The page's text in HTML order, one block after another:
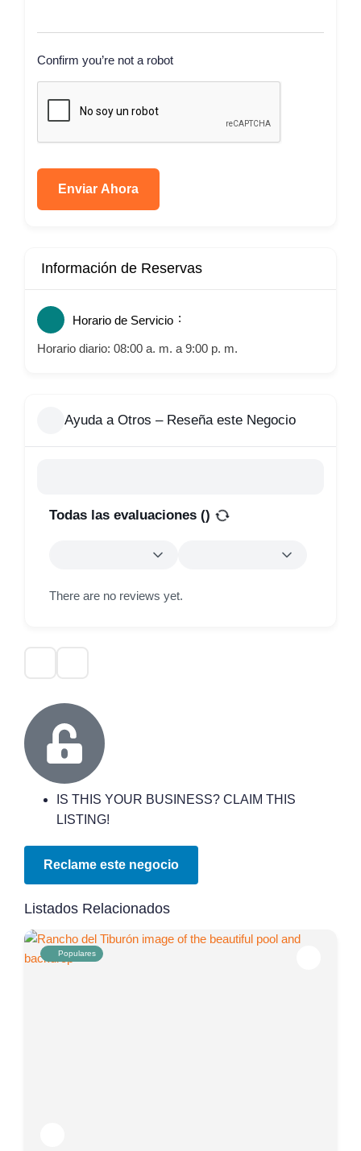
Confirm you’re not a robot
Enviar Ahora
Información de Reservas
Horario de Servicio
Horario diario: 08:00 a. m. a 9:00 p. m.
Ayuda a Otros – Reseña este Negocio
Todas las evaluaciones ()
There are no reviews yet.
IS THIS YOUR BUSINESS? CLAIM THIS
LISTING!
Reclame este negocio
Listados Relacionados
Populares